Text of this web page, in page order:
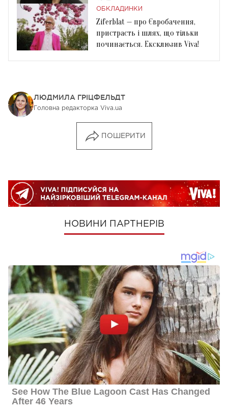
ОБКЛАДИНКИ
Ziferblat — про Євробачення,
пристрасть і шлях, що тільки
починається. Ексклюзив Viva!
ЛЮДМИЛА ГРІЦФЕЛЬДТ
Головна редакторка Viva.ua
ПОШЕРИТИ
НОВИНИ ПАРТНЕРІВ